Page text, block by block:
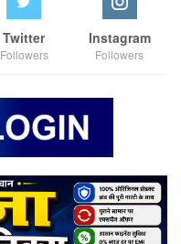
Twitter
Followers
Instagram
Followers